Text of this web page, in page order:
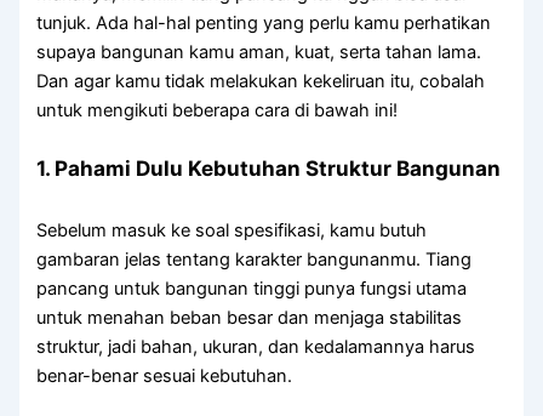
tunjuk. Ada hal-hal penting yang perlu kamu perhatikan
supaya bangunan kamu aman, kuat, serta tahan lama.
Dan agar kamu tidak melakukan kekeliruan itu, cobalah
untuk mengikuti beberapa cara di bawah ini!
1. Pahami Dulu Kebutuhan Struktur Bangunan
Sebelum masuk ke soal spesifikasi, kamu butuh
gambaran jelas tentang karakter bangunanmu. Tiang
pancang untuk bangunan tinggi punya fungsi utama
untuk menahan beban besar dan menjaga stabilitas
struktur, jadi bahan, ukuran, dan kedalamannya harus
benar-benar sesuai kebutuhan.